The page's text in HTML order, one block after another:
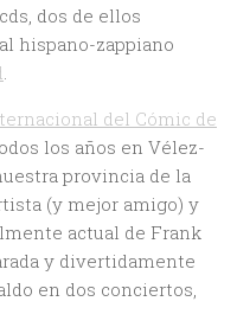
dos de ellos
hispano-zappiano
.
del Cómic de
los años en Vélez-
provincia de la
(y mejor amigo) y
actual de Frank
y divertidamente
en dos conciertos,